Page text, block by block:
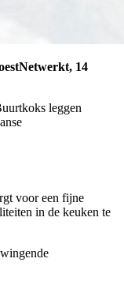
14
leggen
voor een fijne
in de keuken te